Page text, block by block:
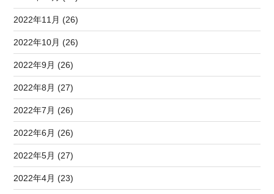
2022年11月 (26)
2022年10月 (26)
2022年9月 (26)
2022年8月 (27)
2022年7月 (26)
2022年6月 (26)
2022年5月 (27)
2022年4月 (23)